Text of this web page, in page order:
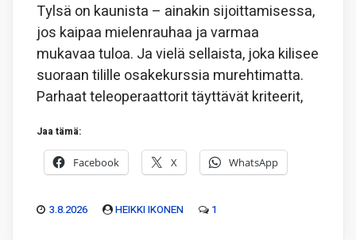
Tylsä on kaunista – ainakin sijoittamisessa,
jos kaipaa mielenrauhaa ja varmaa
mukavaa tuloa. Ja vielä sellaista, joka kilisee
suoraan tilille osakekurssia murehtimatta.
Parhaat teleoperaattorit täyttävät kriteerit,
Jaa tämä:
Facebook X WhatsApp
3.8.2026 HEIKKI IKONEN 1